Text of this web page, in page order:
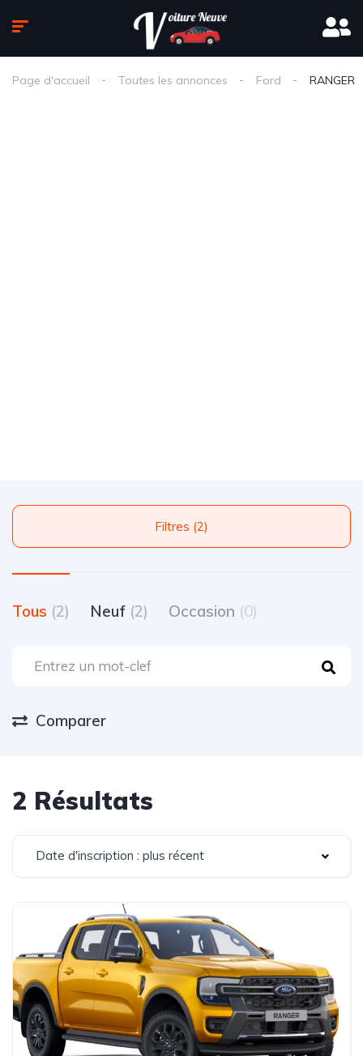
Page d'accueil Toutes les annonces Ford RANGER
Filtres (2)
Tous (2) Neuf (2) Occasion (0)
Comparer
2 Résultats
Date d'inscription : plus récent